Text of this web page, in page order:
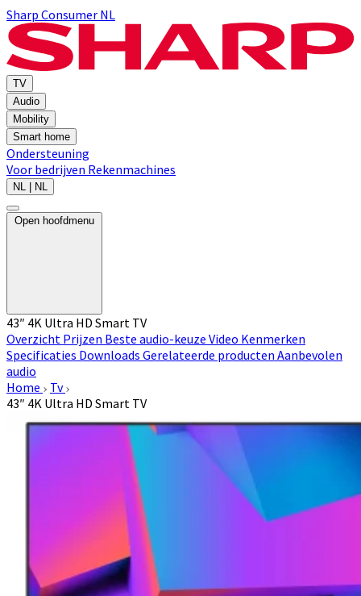
Sharp Consumer NL
TV
Audio
Mobility
Smart home
Ondersteuning
Voor bedrijven Rekenmachines
NL | NL
Open hoofdmenu
43″ 4K Ultra HD Smart TV
Overzicht Prijzen Beste audio-keuze Video Kenmerken
Specificaties Downloads Gerelateerde producten Aanbevolen
audio
Home
Tv
43″ 4K Ultra HD Smart TV